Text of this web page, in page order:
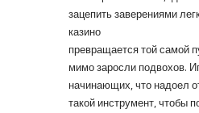
зацепить заверениями
казино
превращается той самой
мимо заросли подвохов.
начинающих, что надоел
такой инструмент, чтобы